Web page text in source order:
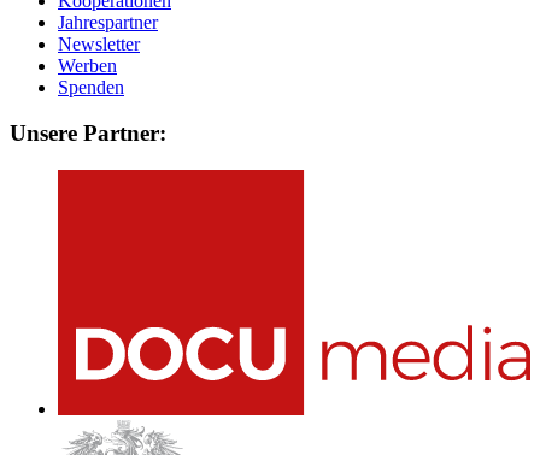
Jahrespartner
Newsletter
Werben
Spenden
Unsere Partner: